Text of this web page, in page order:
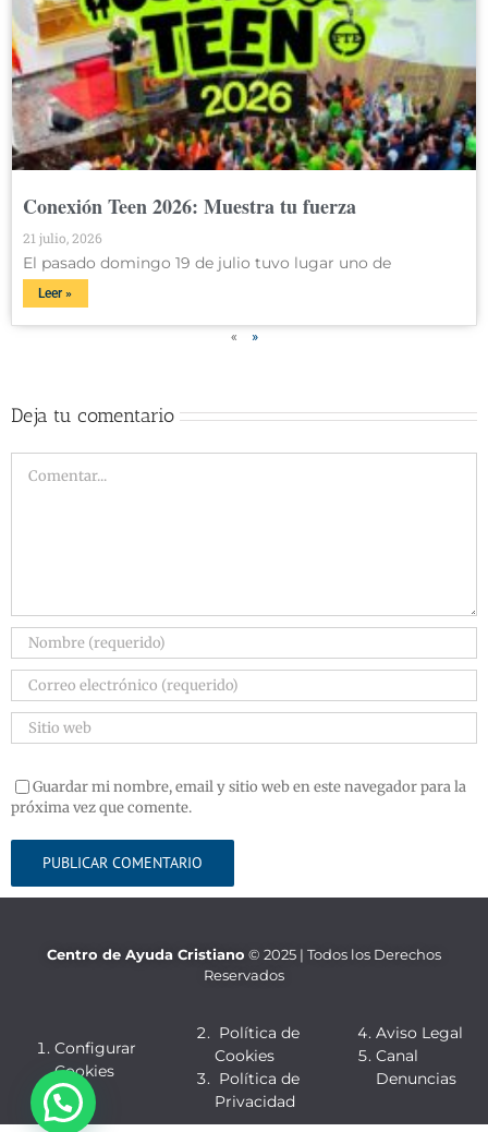
Conexión Teen 2026: Muestra tu fuerza
21 julio, 2026
El pasado domingo 19 de julio tuvo lugar uno de
Leer »
« »
Deja tu comentario
Guardar mi nombre, email y sitio web en este navegador para la
próxima vez que comente.
Centro de Ayuda Cristiano © 2025 | Todos los Derechos
Reservados
Configurar
Cookies
Política de
Cookies
Política de
Privacidad
Aviso Legal
Canal
Denuncias